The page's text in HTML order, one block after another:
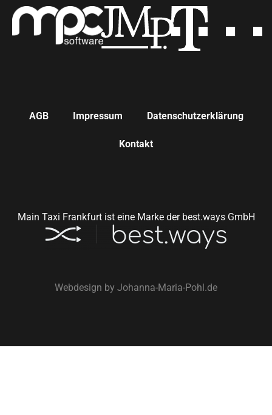
AGB Impressum Datenschutzerklärung
Kontakt
Main Taxi Frankfurt ist eine Marke der best.ways GmbH
Webdesign by Johanna-Maria-Pohl.de